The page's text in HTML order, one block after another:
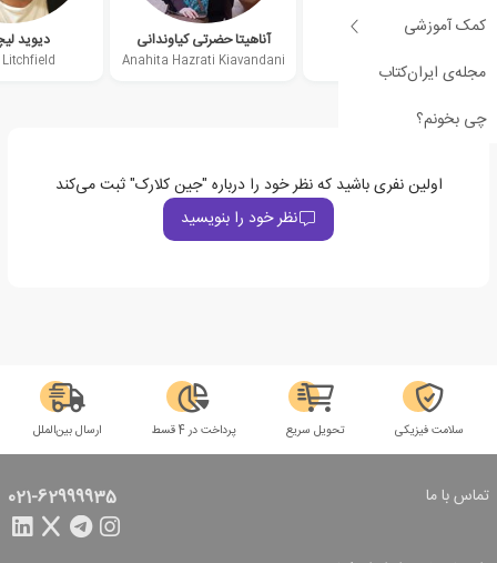
کمک آموزشی
مجله‌ی ایران‌کتاب
چی بخونم؟
ریچارد برن آناهیتا حضرتی کیاوندانی
Anahita Hazrati Kiavandani
دیوید
اولین نفری باشید که نظر خود را درباره "جین کلارک" ثبت می‌کند
نظر خود را بنویسید
سلامت فیزیکی تحویل سریع پرداخت در 4 قسط ارسال بین‌الملل
تماس با ما 021-62999935